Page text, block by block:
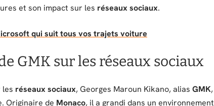
et son impact sur les réseaux sociaux.
qui suit tous vos trajets voiture
GMK sur les réseaux sociaux
les réseaux sociaux, Georges Maroun Kikano, alias GMK,
Originaire de Monaco, il a grandi dans un environnement